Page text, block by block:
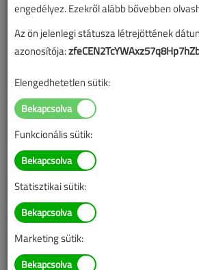
Energiamegtakarítás
című cikk vásárlása
sikeres online elektronikus fizetést
aktiválódik. A hozzáférése nem évül el.
A rendeléshez kérjük, lépjen be!
Illetve, ha még nem tette meg, kérjük,
Tudnivalók az online
Van más mód ahhoz, hogy hozzáférjek
engedélyez. Ezekről alább bővebben
Az ön jelenlegi státusza létrejöttének
azonosítója:
Elengedhetetlen sütik:
Funkcionális sütik:
Statisztikai sütik:
Marketing sütik: